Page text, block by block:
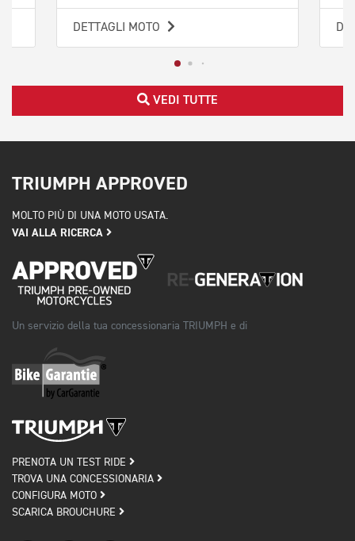
DETTAGLI MOTO
VEDI TUTTE
TRIUMPH APPROVED
MOLTO PIÙ DI UNA MOTO USATA.
VAI ALLA RICERCA
Un servizio della tua concessionaria TRIUMPH e di
PRENOTA UN TEST RIDE
TROVA UNA CONCESSIONARIA
CONFIGURA MOTO
SCARICA BROUCHURE